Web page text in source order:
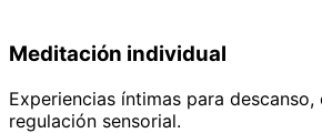
Meditación individual
Experiencias íntimas para
regulación sensorial.